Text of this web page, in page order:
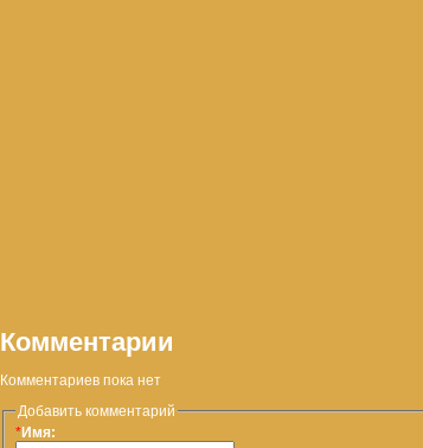
Комментарии
Комментариев пока нет
Добавить комментарий
*Имя: